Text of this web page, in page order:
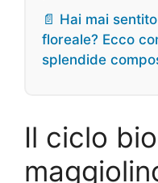
📄 Hai mai
floreale? Ecco
splendide
Il ciclo